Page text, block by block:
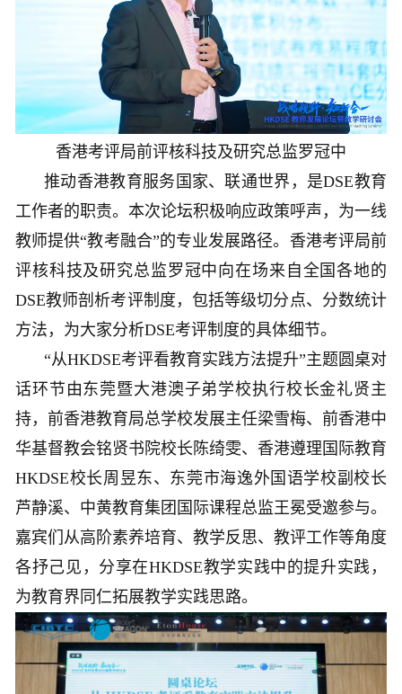
香港考评局前评核科技及研究总监罗冠中
推动香港教育服务国家、联通世界，是DSE教育
工作者的职责。本次论坛积极响应政策呼声，为一线
教师提供“教考融合”的专业发展路径。香港考评局前
评核科技及研究总监罗冠中向在场来自全国各地的
DSE教师剖析考评制度，包括等级切分点、分数统计
方法，为大家分析DSE考评制度的具体细节。
“从HKDSE考评看教育实践方法提升”主题圆桌对
话环节由东莞暨大港澳子弟学校执行校长金礼贤主
持，前香港教育局总学校发展主任梁雪梅、前香港中
华基督教会铭贤书院校长陈绮雯、香港遵理国际教育
HKDSE校长周昱东、东莞市海逸外国语学校副校长
芦静溪、中黄教育集团国际课程总监王冕受邀参与。
嘉宾们从高阶素养培育、教学反思、教评工作等角度
各抒己见，分享在HKDSE教学实践中的提升实践，
为教育界同仁拓展教学实践思路。